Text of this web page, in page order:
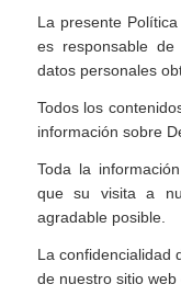
La presente
es responsable
datos personales
Todos los
información sobre
Toda la
que su visita a
agradable posible.
La confidencialidad
de nuestro sitio